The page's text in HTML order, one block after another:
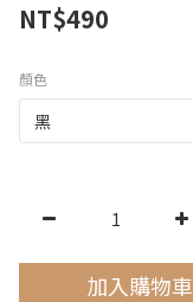
NT$490
顏色
加入購物車